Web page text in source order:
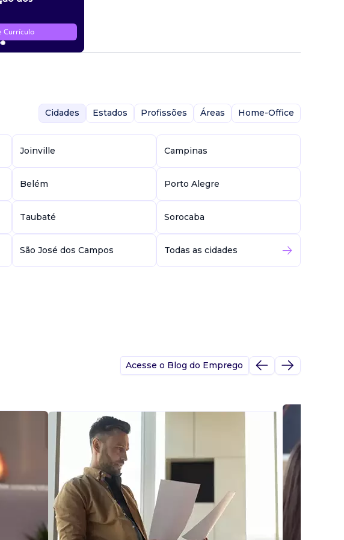
marketing.
Currículo
Cidades Estados Profissões Áreas Home-Office
Joinville Campinas
Belém Porto Alegre
Taubaté Sorocaba
São José dos Campos Todas as cidades
Acesse o Blog do Emprego